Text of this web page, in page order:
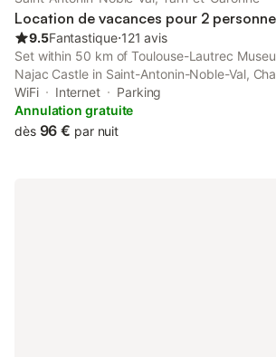
roulants électriques et chauffage au so
Location de vacances pour 2
9.5Fantastique⋅121 avis
Set within 50 km of Toulouse-Lautrec
Najac Castle in Saint-Antonin-Noble-Val,
MAMIE ANGELE offers accommodation with
WiFi Internet
Parking
Annulation gratuite
dès 96 € par nuit